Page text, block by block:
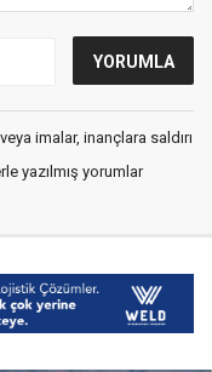
imalar, inançlara saldırı
yazılmış yorumlar